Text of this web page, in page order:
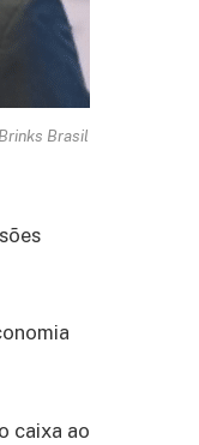
Brasil
caixa ao